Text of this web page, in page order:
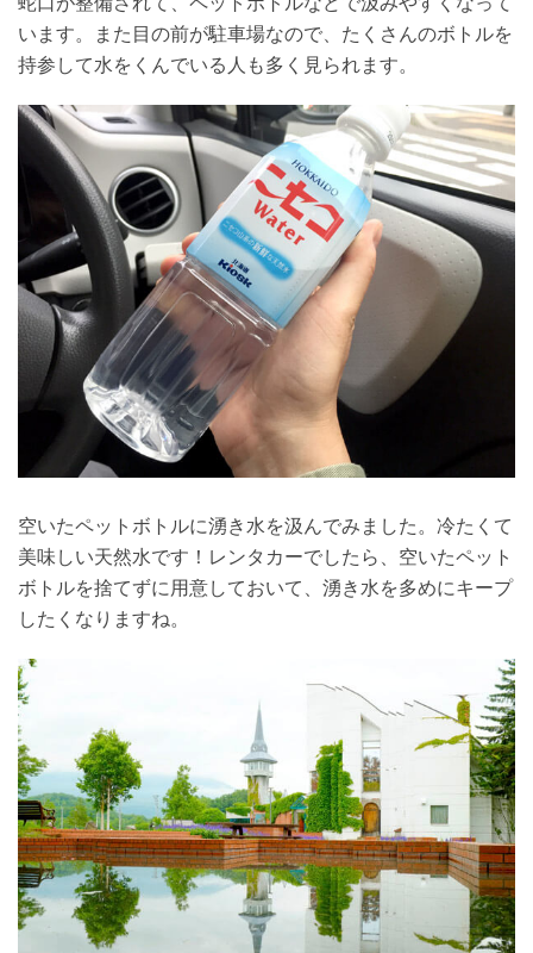
います。また目の前が駐車場なので、たくさんのボトルを
持参して水をくんでいる人も多く見られます。
空いたペットボトルに湧き水を汲んでみました。冷たくて
美味しい天然水です！レンタカーでしたら、空いたペット
ボトルを捨てずに用意しておいて、湧き水を多めにキープ
したくなりますね。